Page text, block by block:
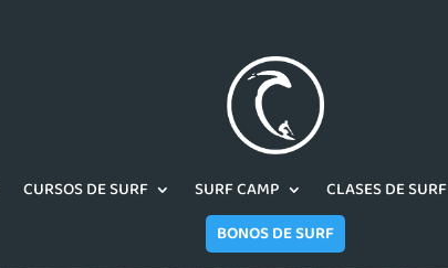
CURSOS DE SURF SURF CAMP CLASES DE SURF
BONOS DE SURF